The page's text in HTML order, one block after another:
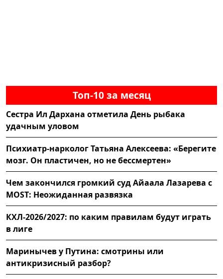
Топ-10 за месяц
Сестра Ил Дархана отметила День рыбака
удачным уловом
Психиатр-нарколог Татьяна Алексеева: «Берегите
мозг. Он пластичен, но не бессмертен»
Чем закончился громкий суд Айаала Лазарева с
MOST: Неожиданная развязка
КХЛ-2026/2027: по каким правилам будут играть
в лиге
Маринычев у Путина: смотрины или
антикризисный разбор?